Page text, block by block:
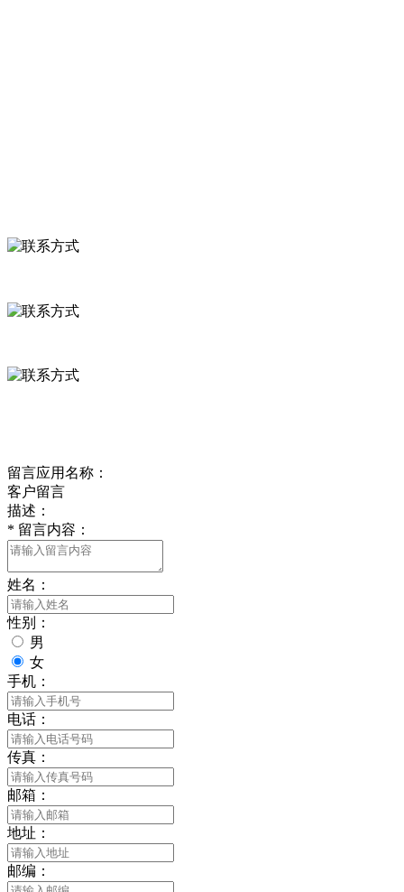
留言应用名称：
客户留言
描述：
* 留言内容：
姓名：
性别：
男
女
手机：
电话：
传真：
邮箱：
地址：
邮编：